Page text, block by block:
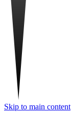
Skip to main content